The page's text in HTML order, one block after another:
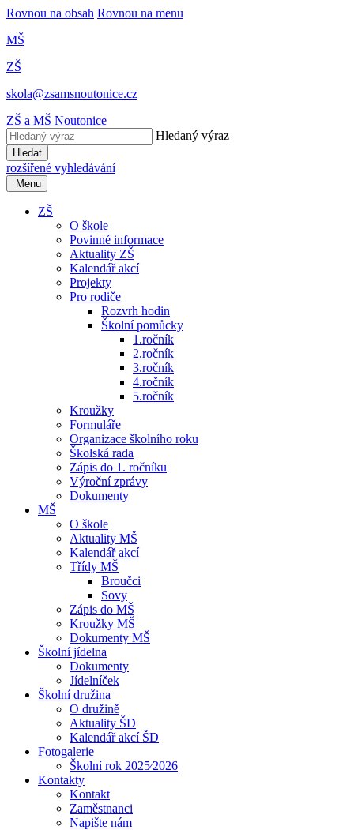
Rovnou na obsah Rovnou na menu
MŠ
ZŠ
skola@zsamsnoutonice.cz
ZŠ a MŠ Noutonice
Hledaný výraz
Hledat
rozšířené vyhledávání
Menu
ZŠ
O škole
Povinné informace
Aktuality ZŠ
Kalendář akcí
Projekty
Pro rodiče
Rozvrh hodin
Školní pomůcky
1.ročník
2.ročník
3.ročník
4.ročník
5.ročník
Kroužky
Formuláře
Organizace školního roku
Školská rada
Zápis do 1. ročníku
Výroční zprávy
Dokumenty
MŠ
O škole
Aktuality MŠ
Kalendář akcí
Třídy MŠ
Broučci
Sovy
Zápis do MŠ
Kroužky MŠ
Dokumenty MŠ
Školní jídelna
Dokumenty
Jídelníček
Školní družina
O družině
Aktuality ŠD
Kalendář akcí ŠD
Fotogalerie
Školní rok 2025⁄2026
Kontakty
Kontakt
Zaměstnanci
Napište nám